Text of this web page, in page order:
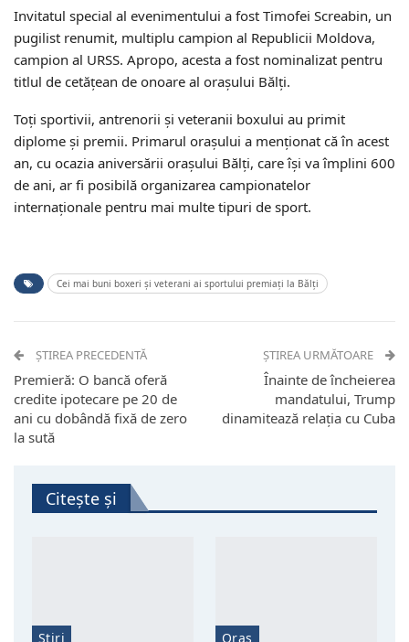
Invitatul special al evenimentului a fost Timofei Screabin, un
pugilist renumit, multiplu campion al Republicii Moldova,
campion al URSS. Apropo, acesta a fost nominalizat pentru
titlul de cetățean de onoare al orașului Bălți.
Toți sportivii, antrenorii și veteranii boxului au primit
diplome și premii. Primarul orașului a menționat că în acest
an, cu ocazia aniversării orașului Bălți, care își va împlini 600
de ani, ar fi posibilă organizarea campionatelor
internaționale pentru mai multe tipuri de sport.
Cei mai buni boxeri și veterani ai sportului premiați la Bălți
ȘTIREA PRECEDENTĂ
Premieră: O bancă oferă
credite ipotecare pe 20 de
ani cu dobândă fixă de zero
la sută
ȘTIREA URMĂTOARE
Înainte de încheierea
mandatului, Trump
dinamitează relația cu Cuba
Citește și
Știri Oraș